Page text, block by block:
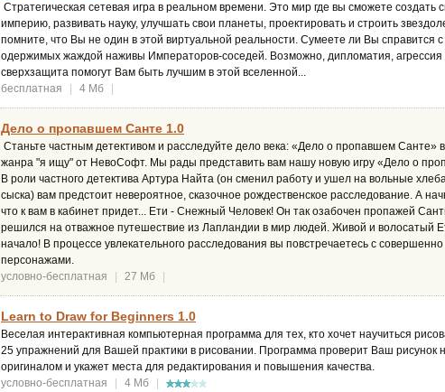
Стратегическая сетевая игра в реальном времени. Это мир где вы сможете создать
империю, развивать науку, улучшать свои планеты, проектировать и строить
помните, что Вы не один в этой виртуальной реальности. Сумеете ли Вы справится с
одержимых жаждой наживы Императоров-соседей. Возможно, дипломатия, агрессия
сверхзащита помогут Вам быть лучшим в этой вселенной...
бесплатная
4 Мб
Дело о пропавшем Санте 1.0
Станьте частным детективом и расследуйте дело века: «Дело о пропавшем Санте»
жанра "я ищу" от НевоСофт. Мы рады представить вам нашу новую игру «Дело о
В роли частного детектива Артура Найта (он сменил работу и ушел на вольные
сыска) вам предстоит невероятное, сказочное рождественское расследование. А
что к вам в кабинет придет... Ети - Снежный Человек! Он так озабочен пропажей
решился на отважное путешествие из Лапландии в мир людей. Живой и волосатый
начало! В процессе увлекательного расследования вы повстречаетесь с
персонажами.
условно-бесплатная
27 Мб
Learn to Draw for Beginners 1.0
Веселая интерактивная компьютерная программа для тех, кто хочет научиться
25 упражнений для Вашей практики в рисовании. Программа проверит Ваш рисунок
оригиналом и укажет места для редактирования и повышения качества.
условно-бесплатная
4 Мб